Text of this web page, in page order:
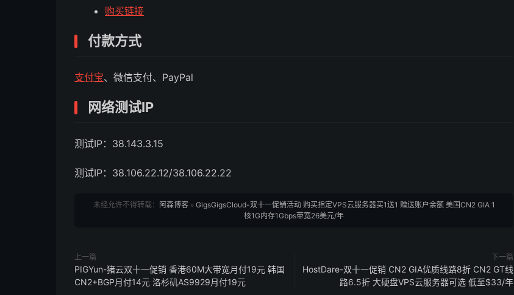
购买链接
付款方式
支付宝、微信支付、PayPal
网络测试IP
测试IP：38.143.3.15
测试IP：38.106.22.12/38.106.22.22
未经允许不得转载： 阿森博客» GigsGigsCloud-双十一促销活动 购买指定VPS云服务器买1送1 赠送账户余额 美国CN2 GIA 1
核1G内存1Gbps带宽26美元/年
上一篇
PIGYun-猪云双十一促销 香港60M大带宽月付19元 韩国
CN2+BGP月付14元 洛杉矶AS9929月付19元
下一篇
HostDare-双十一促销 CN2 GIA优质线路8折 CN2 GT线
路6.5折 大硬盘VPS云服务器可选 低至$33/年